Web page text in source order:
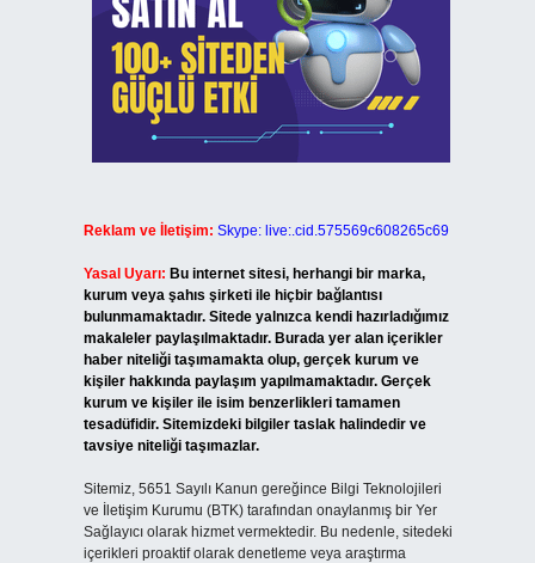
Reklam ve İletişim: Skype: live:.cid.575569c608265c69
Yasal Uyarı: Bu internet sitesi, herhangi bir marka,
kurum veya şahıs şirketi ile hiçbir bağlantısı
bulunmamaktadır. Sitede yalnızca kendi hazırladığımız
makaleler paylaşılmaktadır. Burada yer alan içerikler
haber niteliği taşımamakta olup, gerçek kurum ve
kişiler hakkında paylaşım yapılmamaktadır. Gerçek
kurum ve kişiler ile isim benzerlikleri tamamen
tesadüfidir. Sitemizdeki bilgiler taslak halindedir ve
tavsiye niteliği taşımazlar.
Sitemiz, 5651 Sayılı Kanun gereğince Bilgi Teknolojileri
ve İletişim Kurumu (BTK) tarafından onaylanmış bir Yer
Sağlayıcı olarak hizmet vermektedir. Bu nedenle, sitedeki
içerikleri proaktif olarak denetleme veya araştırma